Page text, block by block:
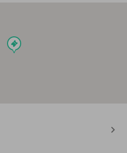
events